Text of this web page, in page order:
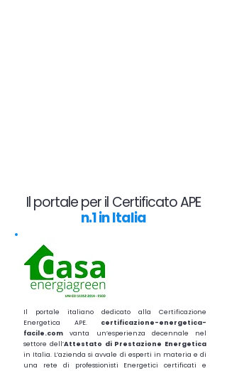
Il portale per il Certificato APE
n.1 in Italia
Il portale italiano dedicato alla Certificazione
Energetica APE. certificazione-energetica-
facile.com vanta un’esperienza decennale nel
settore dell’Attestato di Prestazione Energetica
in Italia. L’azienda si avvale di esperti in materia e di
una rete di professionisti Energetici certificati e